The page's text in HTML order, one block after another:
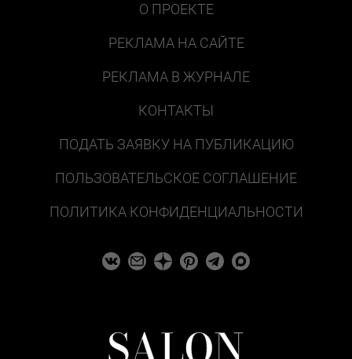
О ПРОЕКТЕ
РЕКЛАМА НА САЙТЕ
РЕКЛАМА В ЖУРНАЛЕ
КОНТАКТЫ
ПОДАТЬ ЗАЯВКУ НА ПУБЛИКАЦИЮ
ПОЛЬЗОВАТЕЛЬСКОЕ СОГЛАШЕНИЕ
ПОЛИТИКА КОНФИДЕНЦИАЛЬНОСТИ